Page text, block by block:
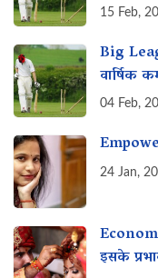
15 Feb,
Big
वार्षिक
04 Feb,
24 Jan,
इसके